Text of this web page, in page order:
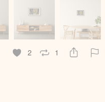
2 1